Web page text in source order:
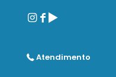
Atendimento